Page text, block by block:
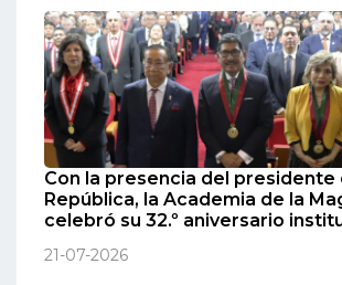
Con la presencia del presidente
República, la Academia de la
celebró su 32.º aniversario
21-07-2026